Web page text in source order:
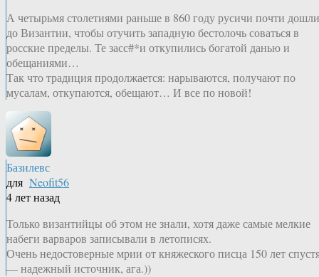
А четырьмя столетиями раньше в 860 году русичи почти дошли
до Византии, чтобы отучить западную бестолочь соваться в
росские пределы. Те засс#*и откупились богатой данью и
обещаниями…
Так что традиция продолжается: нарываются, получают по
мусалам, откупаются, обещают… И все по новой!
Базилевс
для Neofit56
4 лет назад
Только византийцы об этом не знали, хотя даже самые мелкие
набеги варваров записывали в летописях.
Очень недостоверные мрии от княжеского писца 150 лет
— надежный источник, ага.))